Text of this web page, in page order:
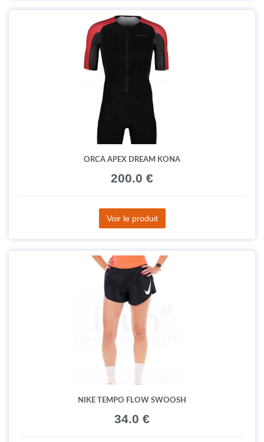
ORCA APEX DREAM KONA
200.0 €
Voir le produit
NIKE TEMPO FLOW SWOOSH
34.0 €